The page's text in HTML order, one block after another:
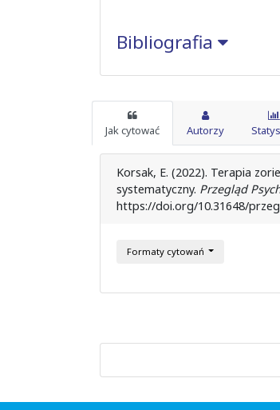
Bibliografia
Jak cytować Autorzy
Korsak, E. (2022). Terapia
systematyczny. Przegląd
https://doi.org/10.31648/
Formaty cytowań